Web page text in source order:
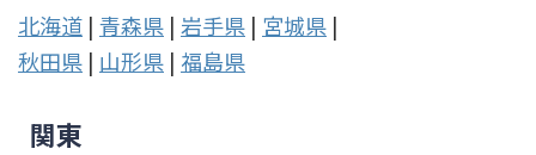
北海道 | 青森県 | 岩手県 | 宮城県 |
秋田県 | 山形県 | 福島県
関東